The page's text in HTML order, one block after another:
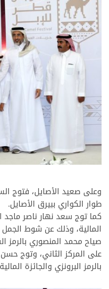
وعلى صعيد الأصايل، فتوج
طوار الكواري ببيرق الأصايل.
كما توج سعد نهار ناصر ماجد
صياح محمد المنصوري بالرمز
على المركز الثاني، وتوج
بالرمز البرونزي والجائزة